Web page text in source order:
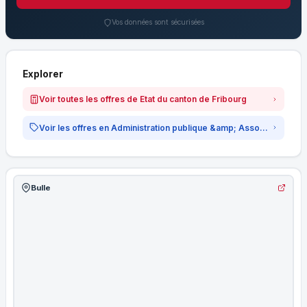
Vos données sont sécurisées
Explorer
Voir toutes les offres de Etat du canton de Fribourg
Voir les offres en Administration publique &amp; Associations
Bulle